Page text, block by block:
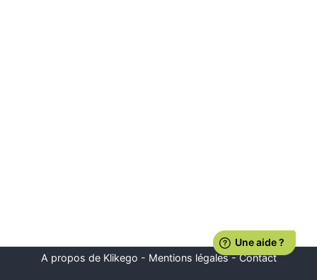
A propos de Klikego - Mentions légales-Contact